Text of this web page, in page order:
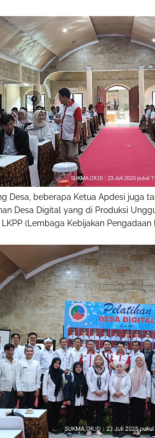
Desa, beberapa Ketua Apdesi juga
Desa Digital yang di Produksi
(Lembaga Kebijakan Pengadaan